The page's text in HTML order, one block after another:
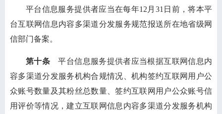
平台信息服务提供者应当在每年12月31日前，将本平
台互联网信息内容多渠道分发服务规范报送所在地省级网
信部门备案。
第十条 平台信息服务提供者应当根据互联网信息内
容多渠道分发服务机构合规情况、机构签约互联网用户公
众账号数量及其粉丝总数量、签约互联网用户公众账号信
用评价等情况，建立互联网信息内容多渠道分发服务机构